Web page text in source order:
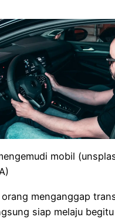
mobil
orang menganggap
siap melaju